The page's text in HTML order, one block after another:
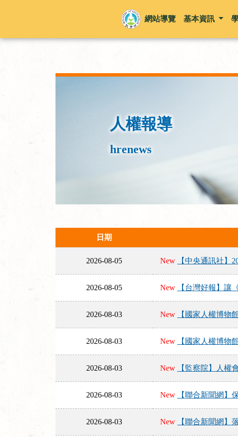
網站導覽 基本資訊
人權報導
hrenews
日期
2026-08-05 New 【中央通訊社】
2026-08-05 New 【台灣好報】讓
2026-08-03 New 【國家人權博物
2026-08-03 New 【國家人權博物
2026-08-03 New 【監察院】人權
2026-08-03 New 【聯合新聞網】
2026-08-03 New 【聯合新聞網】